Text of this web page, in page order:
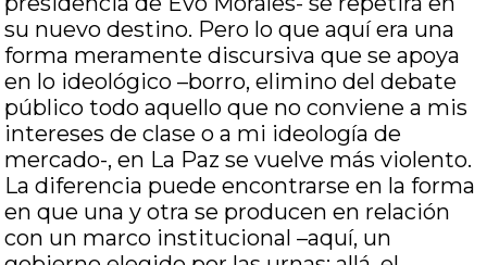
su nuevo destino. Pero lo que aquí era una
forma meramente discursiva que se apoya
en lo ideológico –borro, elimino del debate
público todo aquello que no conviene a mis
intereses de clase o a mi ideología de
mercado-, en La Paz se vuelve más violento.
La diferencia puede encontrarse en la forma
en que una y otra se producen en relación
con un marco institucional –aquí, un